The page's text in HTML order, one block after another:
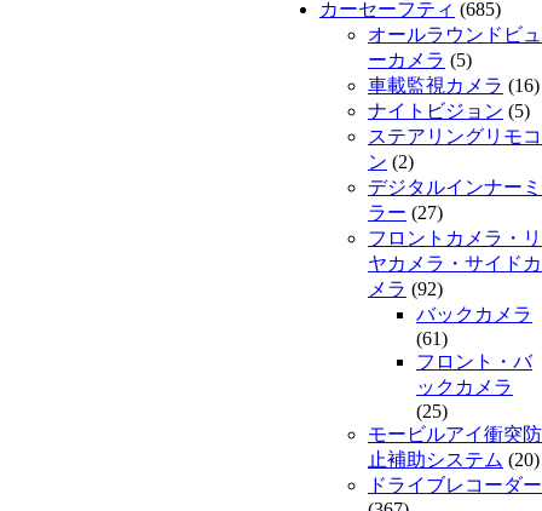
カーセーフティ (685)
オールラウンドビュ
ーカメラ (5)
車載監視カメラ (16)
ナイトビジョン (5)
ステアリングリモコ
ン (2)
デジタルインナーミ
ラー (27)
フロントカメラ・リ
ヤカメラ・サイドカ
メラ (92)
バックカメラ
(61)
フロント・バ
ックカメラ
(25)
モービルアイ衝突防
止補助システム (20)
ドライブレコーダー